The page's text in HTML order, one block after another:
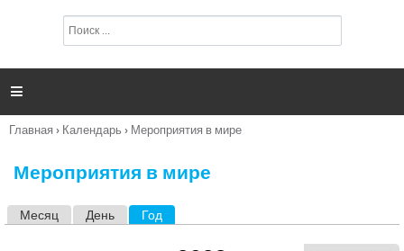
п
и

Вы
Главная › Календарь › Мероприятия в мире
Мероприятия в мире
Месяц День Год